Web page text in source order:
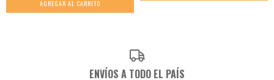
ENVÍOS A TODO EL PAÍS